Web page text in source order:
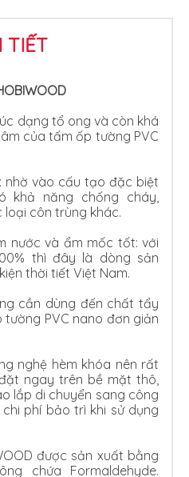
TIẾT
dạng tổ ong và còn khá
của tấm ốp tường PVC
nhờ vào cấu tạo đặc biệt
khả năng chống cháy,
côn trùng khác.
nước và ẩm mốc tốt: với
thì đây là dòng sản
thời tiết Việt Nam.
cần dùng đến chất tẩy
tường PVC nano đơn giản
nghệ hèm khóa nên rất
ngay trên bề mặt thô,
lắp di chuyển sang công
phí bảo trì khi sử dụng
được sản xuất bằng
chứa Formaldehyde.